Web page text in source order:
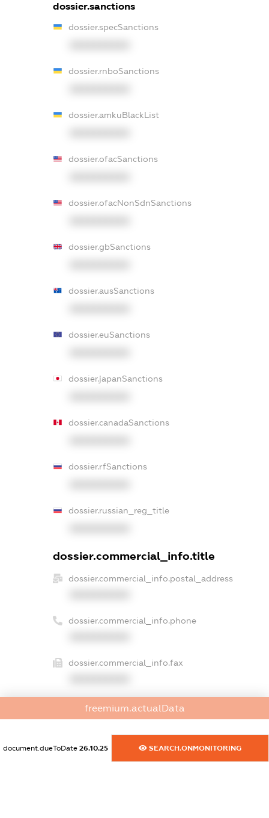
dossier.sanctions
dossier.specSanctions
dossier.rnboSanctions
dossier.amkuBlackList
dossier.ofacSanctions
dossier.ofacNonSdnSanctions
dossier.gbSanctions
dossier.ausSanctions
dossier.euSanctions
dossier.japanSanctions
dossier.canadaSanctions
dossier.rfSanctions
dossier.russian_reg_title
dossier.commercial_info.title
dossier.commercial_info.postal_address
dossier.commercial_info.phone
dossier.commercial_info.fax
dossier.commercial_info.email
XXXXXXXXXX
dossier.commercial_info.website
XXXXXXXXXX
freemium.actualData
document.dueToDate 26.10.25 SEARCH.ONMONITORING